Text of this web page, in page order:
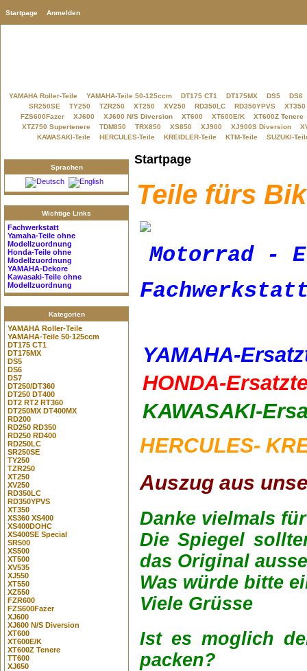
Startpage Anmelden
YAMAHA Roller-Teile YAMAHA-Teile 50-125ccm DT175 CT1 DT175MX DS5
DS6
SR250SE
TY250 TZR250 XT250 XV250 RD350LC RD350YPVS
XT350
FZS600Fazer
XJ600 XJ600 N/S Diversion XT600 XT600E/K
XT600Z Tenere
XTZ750 Supertenere
TDM850 TRX850 XS850 XJ900 XJ900S Diversion
KAWASAKI-Teile
HERCULES-Teile KREIDLER-Teile KTM-Teile SUZUKI-
Sprachen
Wichtige Links
Fachwerkstatt
Yamaha-Teile ohne
Modellzuordnung
Honda-Teile ohne
Modellzuordnung
YAMAHA-Dekore
Kawasaki-Teile ohne
Modellzuordnung
Kategorien
YAMAHA Roller-Teile
YAMAHA-Teile 50-125ccm
DT175 CT1
DT175MX
DS5
DS6
DS7
DT250/DT360
DT250 DT400
DT2 RT2 RT360
DT250MX DT400MX
RD200
RD250 RD350
RD250 RD400
RD250LC
SR250SE
TY250
TZR250
XT250
XV250
RD350LC
RD350YPVS
XT350
XS360 XS400
XS400DOHC
XS400SE Special
SR500
XS500
XT500
XV535
XJ550
XT550
XZ550
FZR600
FZS600Fazer
XJ600
XJ600 N/S Diversion
XT600
XT600E/K
XT600Z Tenere
TT600
XJ650
Startpage
Teile fürs
Motorrad -
YAMAHA-
HONDA-
KAWASAKI-
HERCULES-
Auszug aus
Danke vielmals
Die Spiegel
das Original
Was würde bitte
Viele Grüsse
Ist es moglich
packen?